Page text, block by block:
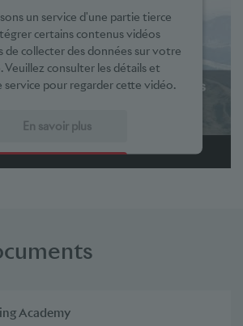
un service d'une partie tierce
certains contenus vidéos
de collecter des données sur votre
Veuillez consulter les détails et
service pour regarder cette vidéo.
En savoir plus
Accepter
Academy